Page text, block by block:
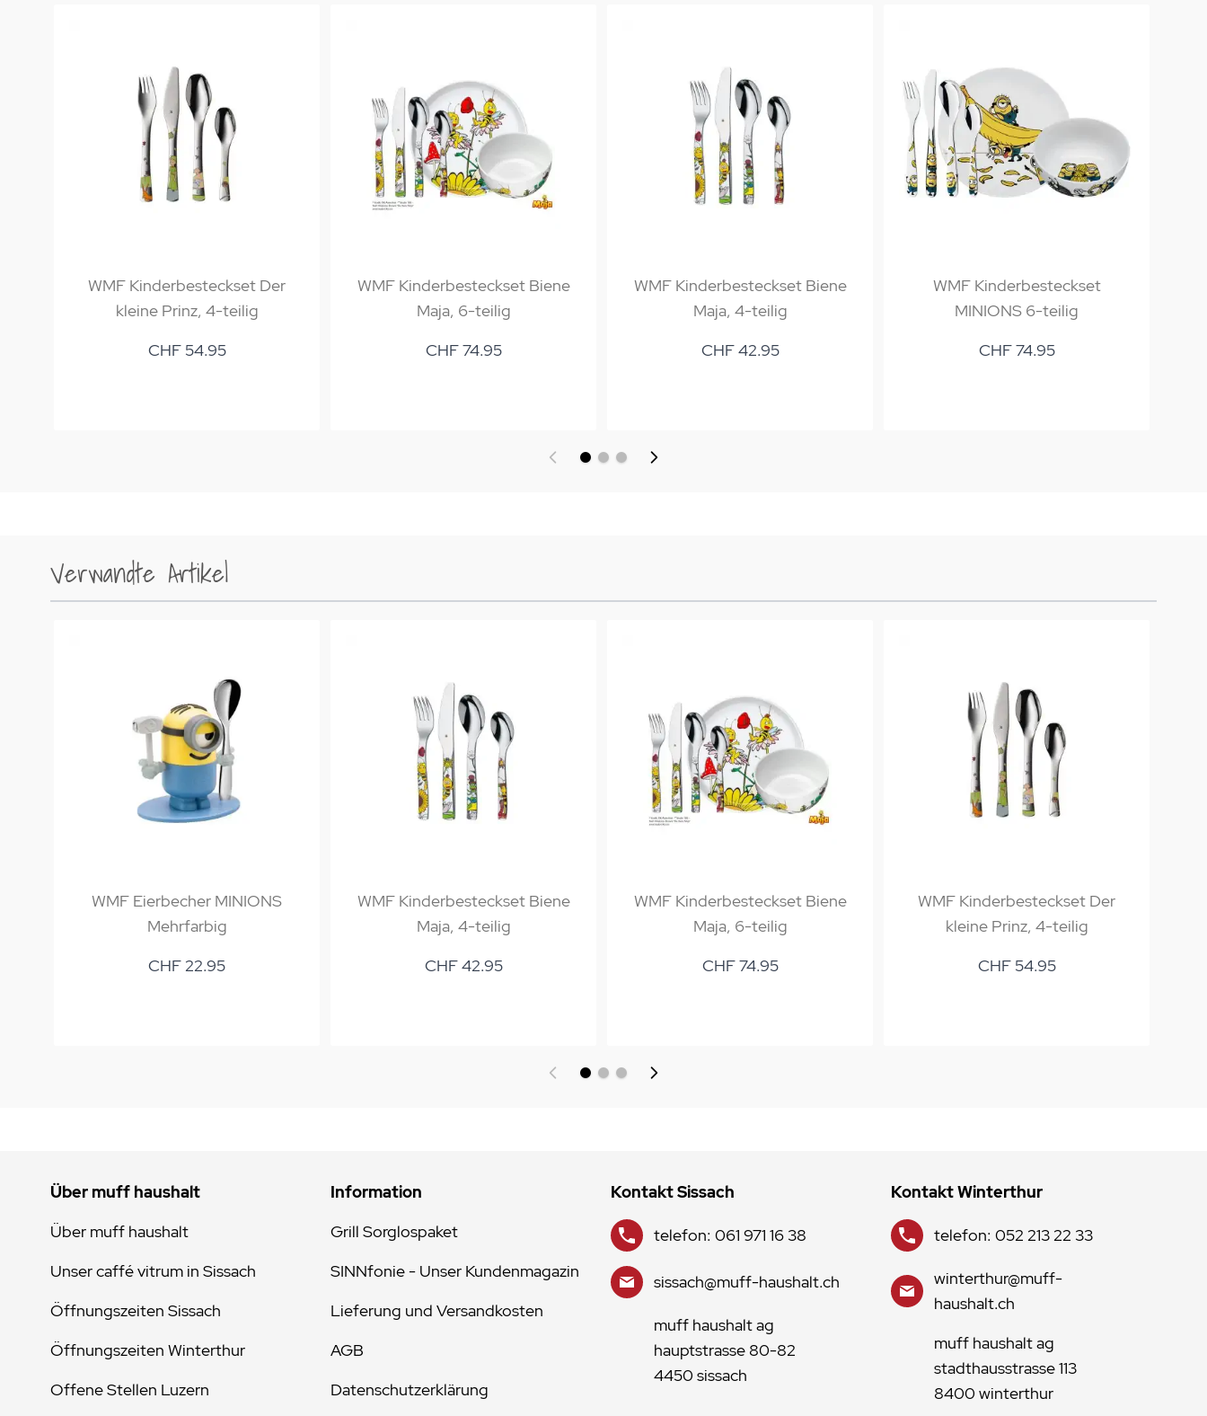
WMF Kinderbesteckset Der
kleine Prinz, 4-teilig
CHF 54.95
WMF Kinderbesteckset Biene
Maja, 6-teilig
CHF 74.95
WMF Kinderbesteckset Biene
Maja, 4-teilig
CHF 42.95
WMF Kinderbesteckset
MINIONS 6-teilig
CHF 74.95
Verwandte Artikel
WMF Eierbecher MINIONS
Mehrfarbig
CHF 22.95
WMF Kinderbesteckset Biene
Maja, 4-teilig
CHF 42.95
WMF Kinderbesteckset Biene
Maja, 6-teilig
CHF 74.95
WMF Kinderbesteckset Der
kleine Prinz, 4-teilig
CHF 54.95
Über muff haushalt
Über muff haushalt
Unser caffé vitrum in Sissach
Öffnungszeiten Sissach
Öffnungszeiten Winterthur
Offene Stellen Luzern
Information
Grill Sorglospaket
SINNfonie - Unser Kundenmagazin
Lieferung und Versandkosten
AGB
Datenschutzerklärung
Kontakt Sissach
telefon: 061 971 16 38
sissach@muff-haushalt.ch
muff haushalt ag
hauptstrasse 80-82
4450 sissach
Kontakt Winterthur
telefon: 052 213 22 33
winterthur@muff-
haushalt.ch
muff haushalt ag
stadthausstrasse 113
8400 winterthur